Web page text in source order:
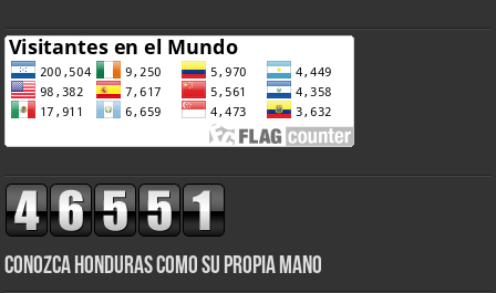
CONOZCA HONDURAS COMO SU PROPIA MANO